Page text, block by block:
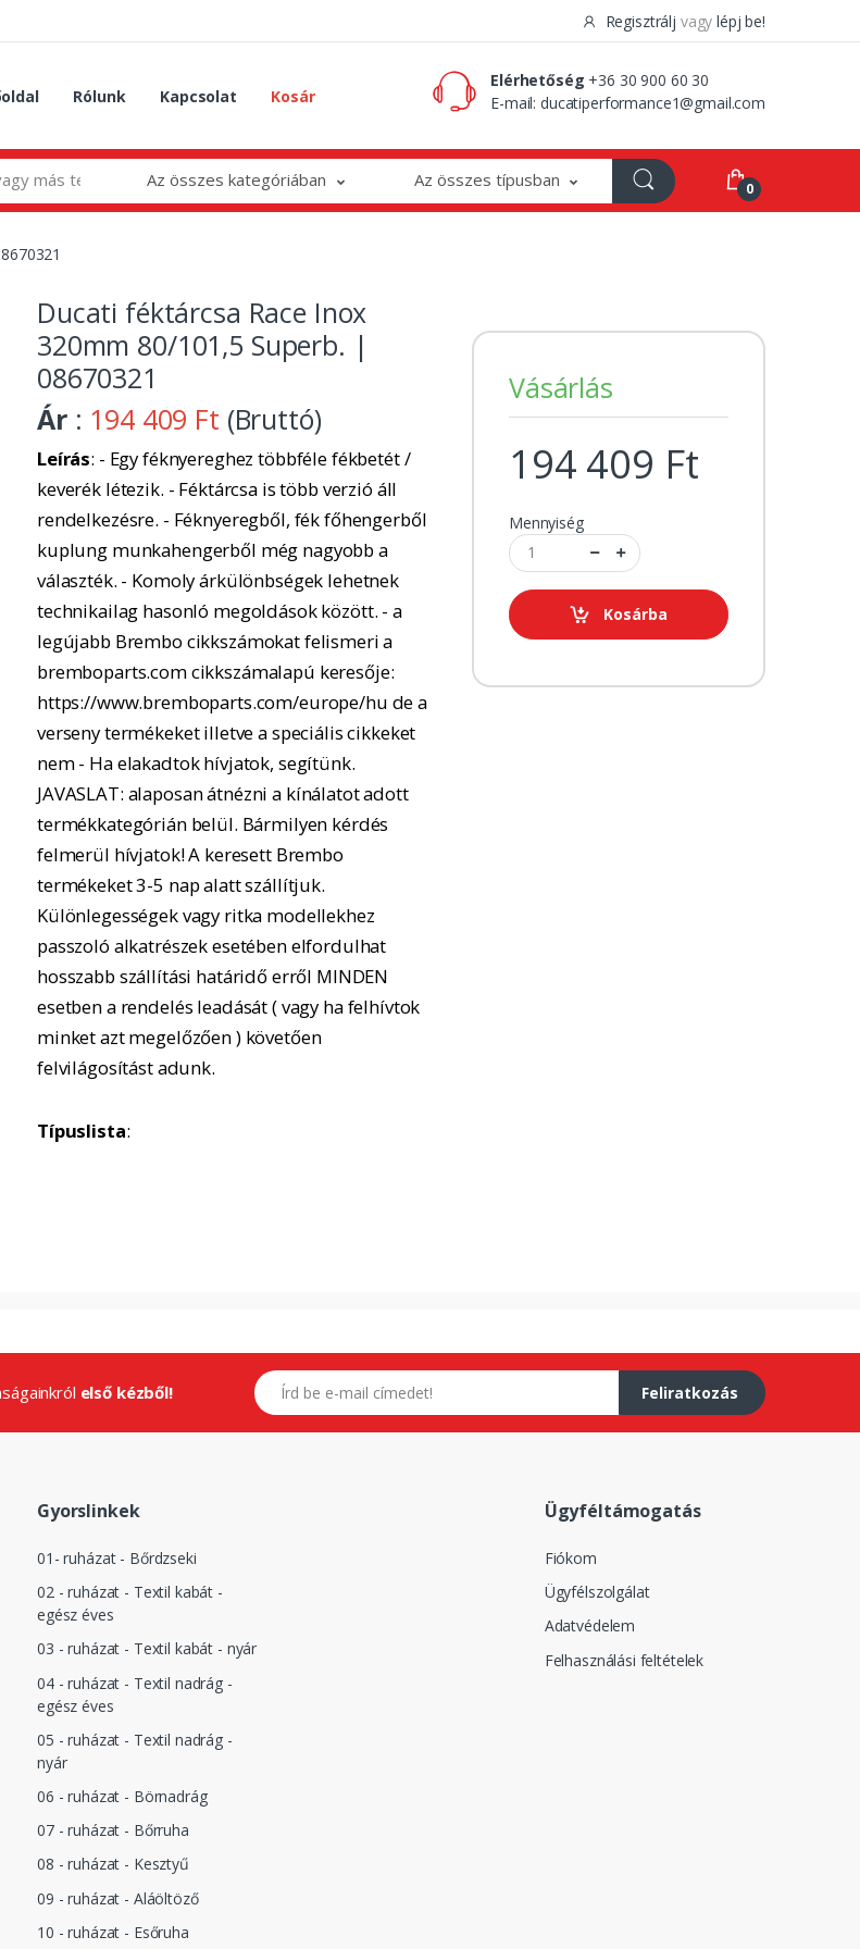
Regisztrálj vagy lépj be!
Rólunk Kapcsolat Kosár
Elérhetőség +36 30 900 60 30
E-mail:ducatiperformance1@gmail.com
Az összes kategóriában Az összes típusban 0
Ducati féktárcsa Race Inox
320mm 80/101,5 Superb. |
08670321
Ár : 194 409 Ft (Bruttó)
Leírás: - Egy féknyereghez többféle fékbetét /
keverék létezik. - Féktárcsa is több verzió áll
rendelkezésre. - Féknyeregből, fék főhengerből
kuplung munkahengerből még nagyobb a
választék. - Komoly árkülönbségek lehetnek
technikailag hasonló megoldások között. - a
legújabb Brembo cikkszámokat felismeri a
bremboparts.com cikkszámalapú keresője:
https://www.bremboparts.com/europe/hu de a
verseny termékeket illetve a speciális cikkeket
nem - Ha elakadtok hívjatok, segítünk.
JAVASLAT: alaposan átnézni a kínálatot adott
termékkategórián belül. Bármilyen kérdés
felmerül hívjatok! A keresett Brembo
termékeket 3-5 nap alatt szállítjuk.
Különlegességek vagy ritka modellekhez
passzoló alkatrészek esetében elfordulhat
hosszabb szállítási határidő erről MINDEN
esetben a rendelés leadását ( vagy ha felhívtok
minket azt megelőzően ) követően
felvilágosítást adunk.
Típuslista:
Vásárlás
194 409 Ft
Mennyiség
Kosárba
első kézből!
E-mail címed
Feliratkozás
Gyorslinkek
01- ruházat - Bőrdzseki
02 - ruházat - Textil kabát -
egész éves
03 - ruházat - Textil kabát - nyár
04 - ruházat - Textil nadrág -
egész éves
05 - ruházat - Textil nadrág -
nyár
06 - ruházat - Börnadrág
07 - ruházat - Bőrruha
08 - ruházat - Kesztyű
09 - ruházat - Aláöltöző
10 - ruházat - Esőruha
Ügyféltámogatás
Fiókom
Ügyfélszolgálat
Adatvédelem
Felhasználási feltételek